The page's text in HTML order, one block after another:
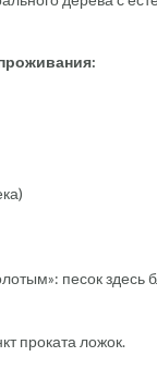
песок здесь
проката ложок.